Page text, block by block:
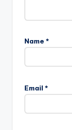
Name *
Email *